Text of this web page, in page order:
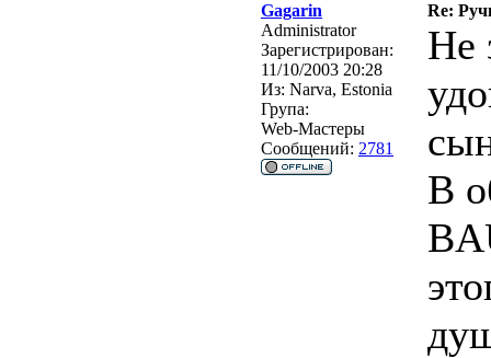
Gagarin
Re:
Administrator
Зарегистрирован:
11/10/2003 20:28
Из: Narva, Estonia
Група:
Web-Мастеры
Сообщений: 2781
Не
В